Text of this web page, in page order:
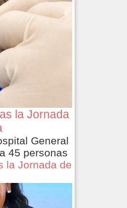
la Jornada
General
45 personas
la Jornada de